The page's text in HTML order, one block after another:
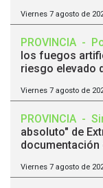
Viernes 7 agosto de
PROVINCIA -
los fuegos
riesgo elevado
Viernes 7 agosto de
PROVINCIA -
absoluto" de
documentación
Viernes 7 agosto de